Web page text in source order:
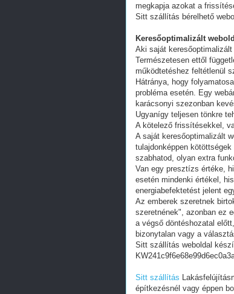
megkapja azokat a
Sitt szállítás bérelhető
Keresőoptimalizált
Aki saját
Természetesen ettől
működtetéshez feltétlenül
Hátránya, hogy
probléma esetén. Egy
karácsonyi szezonban
Ugyanígy teljesen tönkre
A kötelező frissítésekkel,
A saját keresőoptimalizált
tulajdonképpen
szabhatod, olyan extra
Van egy presztízs értéke,
esetén mindenki értékel,
energiabefektetést jelent
Az emberek szeretnek
szeretnének", azonban ez
a végső döntéshozatal
bizonytalan vagy a
Sitt szállítás weboldal
Sitt szállítás
építkezésnél vagy éppen